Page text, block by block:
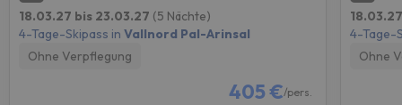
18.03.27 bis 23.03.27 (5 Nächte)
4-Tage-Skipass in Vallnord Pal-Arinsal
Ohne Verpflegung
405 €/pers.
4-Tage-
Ohne